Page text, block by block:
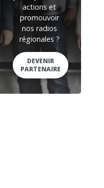
actions et
promouvoir
nos radios
régionales ?
DEVENIR
PARTENAIRE